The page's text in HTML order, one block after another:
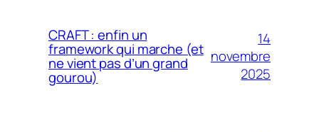
CRAFT : enfin un
framework qui marche (et
ne vient pas d’un grand
gourou)
14
novembre
2025